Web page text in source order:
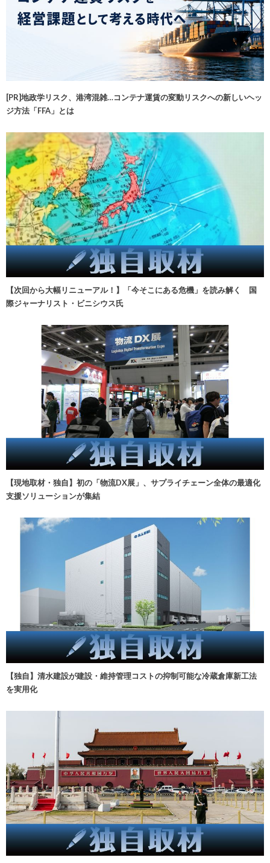
[PR]地政学リスク、港湾混雑…コンテナ運賃の変動リスクへの新しいヘッ
ジ方法「FFA」とは
【次回から大幅リニューアル！】「今そこにある危機」を読み解く 国
際ジャーナリスト・ビニシウス氏
【現地取材・独自】初の「物流DX展」、サプライチェーン全体の最適化
支援ソリューションが集結
【独自】清水建設が建設・維持管理コストの抑制可能な冷蔵倉庫新工法
を実用化